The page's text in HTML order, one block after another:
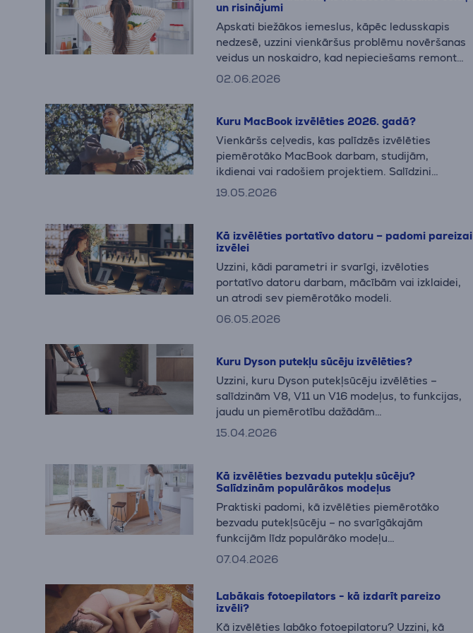
un risinājumi
Apskati biežākos iemeslus, kāpēc ledusskapis
nedzesē, uzzini vienkāršus problēmu novēršanas
veidus un noskaidro, kad nepieciešams remonts
vai ierīces nomaiņa.
02.06.2026
Kuru MacBook izvēlēties 2026. gadā?
Vienkāršs ceļvedis, kas palīdzēs izvēlēties
piemērotāko MacBook darbam, studijām,
ikdienai vai radošiem projektiem. Salīdzini
populārākos Apple modeļus un to priekšrocības.
19.05.2026
Kā izvēlēties portatīvo datoru – padomi pareizai
izvēlei
Uzzini, kādi parametri ir svarīgi, izvēloties
portatīvo datoru darbam, mācībām vai izklaidei,
un atrodi sev piemērotāko modeli.
06.05.2026
Kuru Dyson putekļu sūcēju izvēlēties?
Uzzini, kuru Dyson putekļsūcēju izvēlēties –
salīdzinām V8, V11 un V16 modeļus, to funkcijas,
jaudu un piemērotību dažādām
mājsaimniecībām.
15.04.2026
Kā izvēlēties bezvadu putekļu sūcēju?
Salīdzinām populārākos modeļus
Praktiski padomi, kā izvēlēties piemērotāko
bezvadu putekļsūcēju – no svarīgākajām
funkcijām līdz populārāko modeļu
salīdzinājumam ikdienas uzkopšanai.
07.04.2026
Labākais fotoepilators - kā izdarīt pareizo
izvēli?
Kā izvēlēties labāko fotoepilatoru? Uzzini, kā